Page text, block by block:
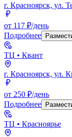
г. Красноярск, ул.
от 117 ₽/день
Подробнее
ТЦ • Квант
г. Красноярск, ул.
от 250 ₽/день
Подробнее
ТЦ • Красноярье